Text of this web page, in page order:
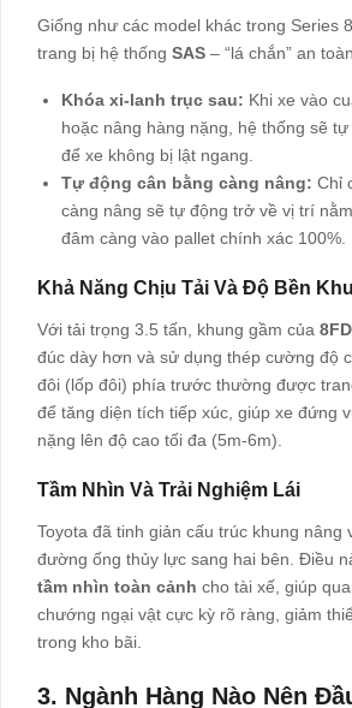
Giống như các model khác trong Series
trang bị hệ thống SAS – “lá chắn” an
Khóa xi-lanh trục sau: Khi xe vào
hoặc nâng hàng nặng, hệ thống sẽ
để xe không bị lật ngang.
Tự động cân bằng càng nâng: Chỉ
càng nâng sẽ tự động trở về vị trí
đâm càng vào pallet chính xác 100%.
Khả Năng Chịu Tải Và Độ Bền
Với tải trọng 3.5 tấn, khung gầm của
đúc dày hơn và sử dụng thép cường độ
đôi (lốp đôi) phía trước thường được
để tăng diện tích tiếp xúc, giúp xe đứng
nặng lên độ cao tối đa (5m-6m).
Tầm Nhìn Và Trải Nghiệm Lái
Toyota đã tinh giản cấu trúc khung nâng
đường ống thủy lực sang hai bên. Điều
tầm nhìn toàn cảnh cho tài xế, giúp
chướng ngại vật cực kỳ rõ ràng, giảm
trong kho bãi.
3. Ngành Hàng Nào Nên